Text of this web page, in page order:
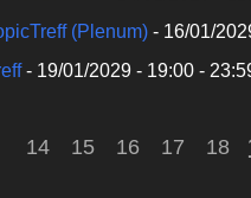
(Plenum) - 16/01/
- 19/01/2029 - 19:00 -
14 15 16 17 18